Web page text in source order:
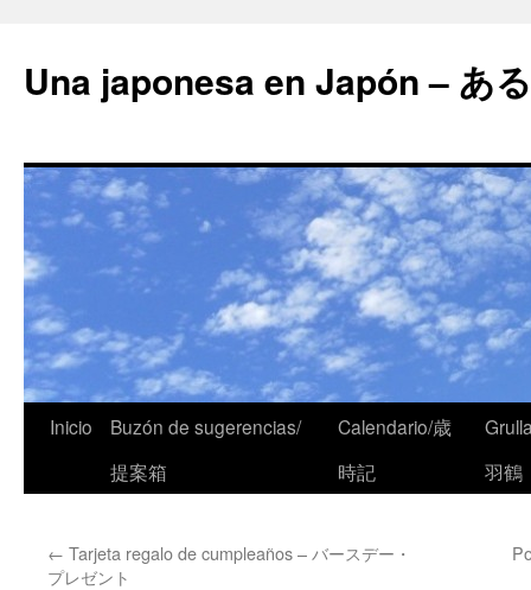
Una japonesa en Japón – あ
Inicio
Buzón de sugerencias/
提案箱
Calendario/歳
時記
羽鶴
← Tarjeta regalo de cumpleaños – バースデー・
プレゼント